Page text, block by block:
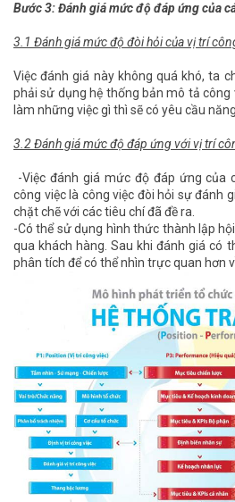
Bước 3: Đánh giá mức độ đáp ứng của
3.1 Đánh giá mức độ đòi hỏi của vị trí
Việc đánh giá này không quá khó, ta
phải sử dụng hệ thống bản mô tả công
làm những việc gì thì sẽ có yêu cầu
3.2 Đánh giá mức độ đáp ứng với vị trí
-Việc đánh giá mức độ đáp ứng của
công việc là công việc đòi hỏi sự đánh
chặt chẽ với các tiêu chí đã đề ra.
-Có thể sử dụng hình thức thành lập
qua khách hàng. Sau khi đánh giá có
phân tích để có thể nhìn trực quan hơn